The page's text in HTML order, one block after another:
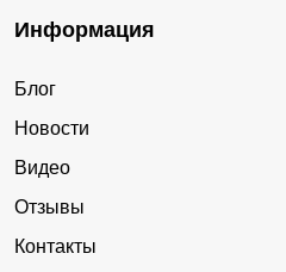
Информация
Блог
Новости
Видео
Отзывы
Контакты